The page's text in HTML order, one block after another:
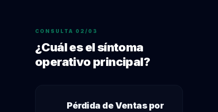
CONSULTA 02/03
¿Cuál es el síntoma
operativo principal?
Pérdida de Ventas por